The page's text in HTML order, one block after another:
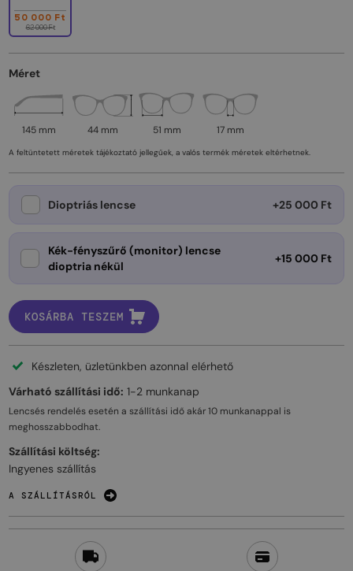
50 000 Ft
62 000 Ft
Méret
145 mm 44 mm 51 mm 17 mm
A feltüntetett méretek tájékoztató jellegűek, a valós termék méretek eltérhetnek.
Dioptriás lencse +25 000 Ft
Kék-fényszűrő (monitor) lencse
dioptria nékül
+15 000 Ft
KOSÁRBA TESZEM
Készleten, üzletünkben azonnal elérhető
Várható szállítási idő: 1-2 munkanap
Lencsés rendelés esetén a szállítási idő akár10 munkanappal is
meghosszabbodhat.
Szállítási költség:
Ingyenes szállítás
A SZÁLLÍTÁSRÓL